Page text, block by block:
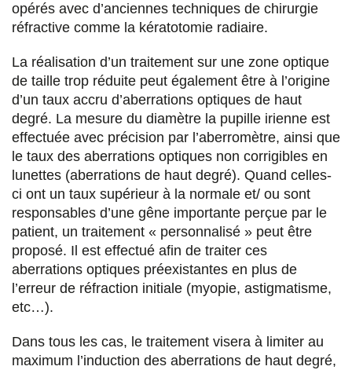
opérés avec d’anciennes techniques de chirurgie
réfractive comme la kératotomie radiaire.
La réalisation d’un traitement sur une zone optique
de taille trop réduite peut également être à l’origine
d’un taux accru d’aberrations optiques de haut
degré. La mesure du diamètre la pupille irienne est
effectuée avec précision par l’aberromètre, ainsi que
le taux des aberrations optiques non corrigibles en
lunettes (aberrations de haut degré). Quand celles-
ci ont un taux supérieur à la normale et/ ou sont
responsables d’une gêne importante perçue par le
patient, un traitement « personnalisé » peut être
proposé. Il est effectué afin de traiter ces
aberrations optiques préexistantes en plus de
l’erreur de réfraction initiale (myopie, astigmatisme,
etc…).
Dans tous les cas, le traitement visera à limiter au
maximum l’induction des aberrations de haut degré,